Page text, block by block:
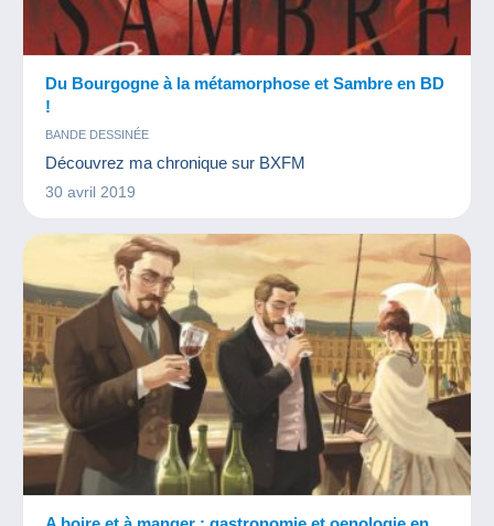
Du Bourgogne à la métamorphose et Sambre en BD
!
BANDE DESSINÉE
Découvrez ma chronique sur BXFM
30 avril 2019